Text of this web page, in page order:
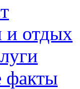
и отдых
факты